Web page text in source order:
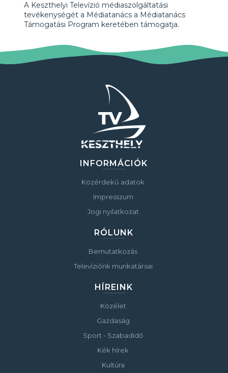
A Keszthelyi Televízió médiaszolgáltatási
tevékenységét a Médiatanács a Médiatanács
Támogatási Program keretében támogatja.
INFORMÁCIÓK
Közérdekű adatok
Impresszum
Jogi nyilatkozat
RÓLUNK
Bemutatkozás
Televíziónk munkatársai
HÍREINK
Közélet
Gazdaság
Sport - Szabadidő
Kék hírek
Kultúra